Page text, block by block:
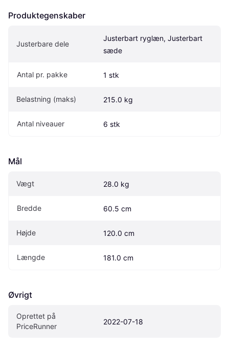
Produktegenskaber
Justerbare dele
Justerbart ryglæn, Justerbart
sæde
Antal pr. pakke 1 stk
Belastning (maks) 215.0 kg
Antal niveauer 6 stk
Mål
Vægt 28.0 kg
Bredde 60.5 cm
Højde 120.0 cm
Længde 181.0 cm
Øvrigt
Oprettet på
PriceRunner
2022-07-18